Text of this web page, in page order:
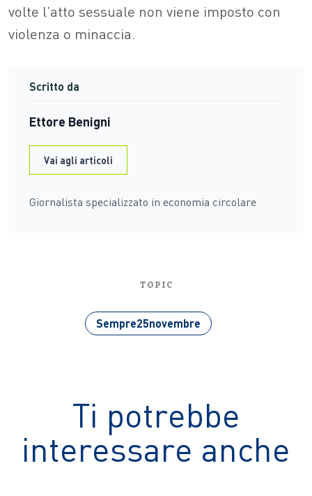
volte l’atto sessuale non viene imposto con
violenza o minaccia.
Scritto da
Ettore Benigni
Vai agli articoli
Giornalista specializzato in economia circolare
TOPIC
Sempre25novembre
Ti potrebbe
interessare anche